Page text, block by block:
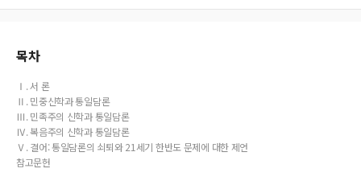
목차
Ⅰ. 서 론
Ⅱ. 민중신학과 통일담론
Ⅲ. 민족주의 신학과 통일담론
Ⅳ. 복음주의 신학과 통일담론
Ⅴ. 결어: 통일담론의 쇠퇴와 21세기 한반도 문제에 대한 제언
참고문헌